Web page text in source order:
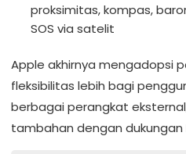
proksimitas, kompas,
SOS via satelit
Apple akhirnya mengadopsi
fleksibilitas lebih bagi
berbagai perangkat
tambahan dengan dukungan